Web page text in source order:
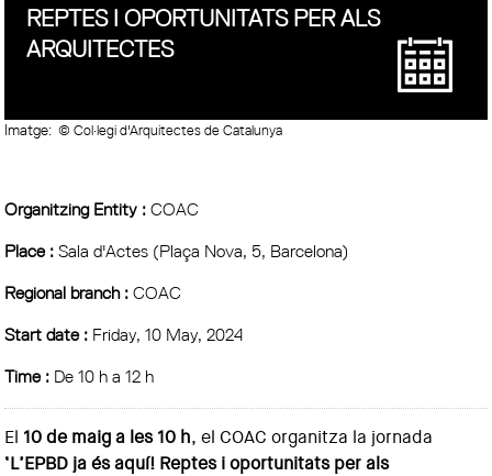
REPTES I OPORTUNITATS PER ALS
ARQUITECTES
Imatge: © Col·legi d'Arquitectes de Catalunya
Organitzing Entity :COAC
Place :Sala d'Actes (Plaça Nova, 5, Barcelona)
Regional branch :COAC
Start date : Friday, 10 May, 2024
Time : De 10 h a 12 h
El 10 de maig a les 10 h, el COAC organitza la jornada
‘L’EPBD ja és aquí! Reptes i oportunitats per als